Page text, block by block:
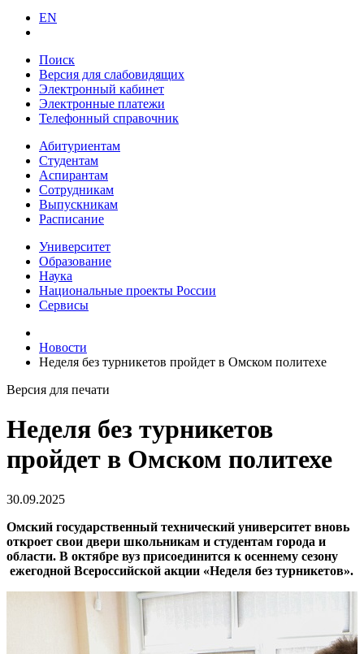
EN
Поиск
Версия для слабовидящих
Электронный кабинет
Электронные платежи
Телефонный справочник
Абитуриентам
Студентам
Аспирантам
Сотрудникам
Выпускникам
Расписание
Университет
Образование
Наука
Национальные проекты России
Сервисы
Новости
Неделя без турникетов пройдет в Омском политехе
Версия для печати
Неделя без турникетов
пройдет в Омском политехе
30.09.2025
Омский государственный технический университет вновь
откроет свои двери школьникам и студентам города и
области. В октябре вуз присоединится к осеннему сезону
ежегодной Всероссийской акции «Неделя без турникетов».